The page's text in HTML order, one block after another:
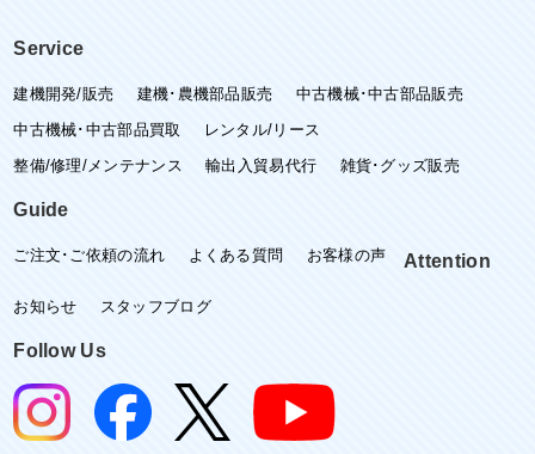
Service
建機開発/販売 建機･農機部品販売
中古機械･中古部品販売
中古機械･中古部品買取
レンタル/リース
整備/修理/メンテナンス
輸出入貿易代行 雑貨･グッズ販売
Guide
ご注文･ご依頼の流れ よくある質問 お客様の声 Attention
お知らせ スタッフブログ
Follow Us